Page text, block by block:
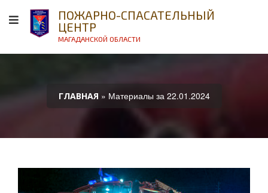
ПОЖАРНО-СПАСАТЕЛЬНЫЙ
ЦЕНТР
МАГАДАНСКОЙ ОБЛАСТИ
ГЛАВНАЯ » Материалы за 22.01.2024